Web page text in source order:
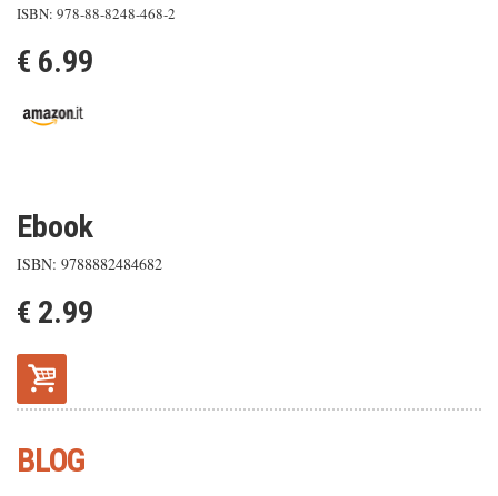
ISBN: 978-88-8248-468-2
€ 6.99
Ebook
ISBN: 9788882484682
€ 2.99
BLOG